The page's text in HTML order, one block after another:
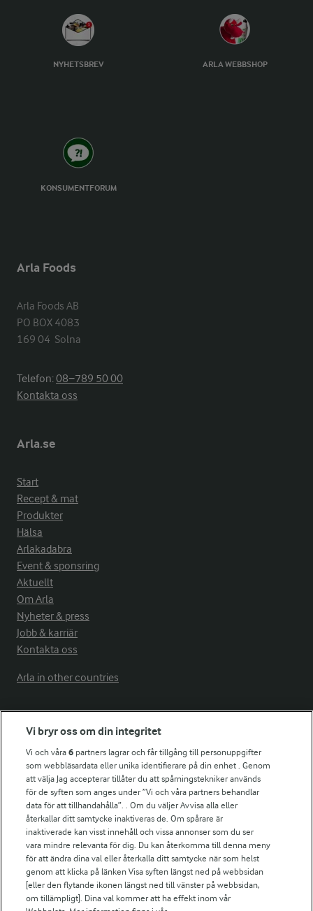
NYHETSBREV ARLA WEBBSHOP
KONSUMENTFORUM
Arla Foods
Arla Foods AB
PO BOX 4083
169 04  Solna
Telefon:08−789 50 00
Kontakta oss
Arla.se
Start
Recept & mat
Produkter
Hälsa
Arlakadabra
Event & sponsring
Aktuellt
Om Arla
Nyheter & press
Jobb & karriär
Kontakta oss
Arla in other countries
Fler Arlasajter
För ägare
Arlas kundportal
Arla.com
Falbygdens Ost
Arla webbshop
Bildbank
Följ oss
Vi bryr oss om din integritet
Vi och våra6 partners lagrar och får tillgång till personuppgifter
som webbläsardata eller unika identifierare på din enhet . Genom
att välja Jag accepterar tillåter du att spårningstekniker används
för de syften som anges under ”Vi och våra partners behandlar
data för att tillhandahålla”. . Om du väljer Avvisa alla eller
återkallar ditt samtycke inaktiveras de. Om spårare är
inaktiverade kan visst innehåll och vissa annonser som du ser
vara mindre relevanta för dig. Du kan återkomma till denna meny
för att ändra dina val eller återkalla ditt samtycke när som helst
genom att klicka på länken Visa syften längst ned på webbsidan
[eller den flytande ikonen längst ned till vänster på webbsidan,
om tillämpligt]. Dina val kommer att ha effekt inom vår